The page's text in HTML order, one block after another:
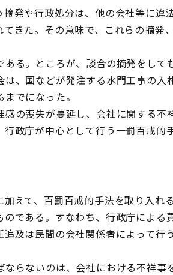
発や行政処分は、他の会社等に違
きた。その意味で、これらの摘発
る。ところが、談合の摘発をして
、国などが発注する水門工事の入
でになった。
の喪失が蔓延し、会社に関する不
政庁が中心として行う一罰百戒的
えて、百罰百戒的手法を取り入れ
である。すなわち、行政庁による
及は民間の会社関係者によって行
らないのは、会社における不祥事